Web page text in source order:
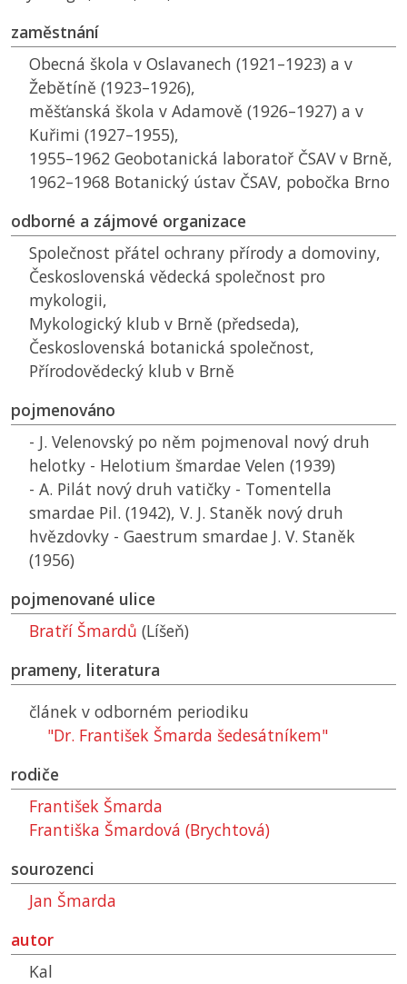
zaměstnání
Obecná škola v Oslavanech (1921–1923) a v
Žebětíně (1923–1926),
měšťanská škola v Adamově (1926–1927) a v
Kuřimi (1927–1955),
1955–1962 Geobotanická laboratoř ČSAVv Brně,
1962–1968 Botanický ústav ČSAV, pobočka Brno
odborné a zájmové organizace
Společnost přátel ochrany přírody a domoviny,
Československá vědecká společnost pro
mykologii,
Mykologický klub v Brně (předseda),
Československá botanická společnost,
Přírodovědecký klub v Brně
pojmenováno
- J. Velenovský po něm pojmenoval nový druh
helotky - Helotium šmardae Velen (1939)
- A. Pilát nový druh vatičky - Tomentella
smardae Pil. (1942), V. J. Staněk nový druh
hvězdovky - Gaestrum smardae J. V. Staněk
(1956)
pojmenované ulice
Bratří Šmardů (Líšeň)
prameny, literatura
článek v odborném periodiku
"Dr. František Šmarda šedesátníkem"
rodiče
František Šmarda
Františka Šmardová (Brychtová)
sourozenci
Jan Šmarda
autor
Kal